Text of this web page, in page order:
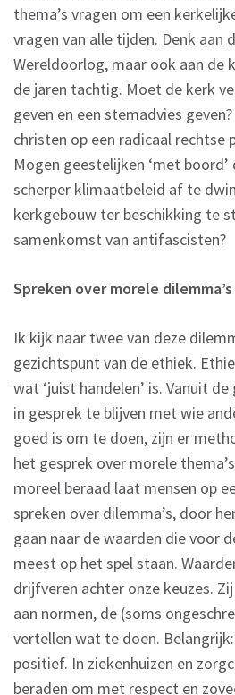
thema’s vragen om een
vragen van alle tijden. Denk aan
Wereldoorlog, maar ook aan de
de jaren tachtig. Moet de kerk
geven en een stemadvies
christen op een radicaal rechtse
Mogen geestelijken ‘met
scherper klimaatbeleid af te
kerkgebouw ter beschikking te
samenkomst van antifascisten?
Spreken over morele dilemma’s
Ik kijk naar twee van deze
gezichtspunt van de ethiek.
wat ‘juist handelen’ is. Vanuit
in gesprek te blijven met wie
goed is om te doen, zijn er
het gesprek over morele
moreel beraad laat mensen op
spreken over dilemma’s, door
gaan naar de waarden die voor
meest op het spel staan.
drijfveren achter onze keuzes.
aan normen, de (soms
vertellen wat te doen.
positief. In ziekenhuizen en
beraden om met respect en